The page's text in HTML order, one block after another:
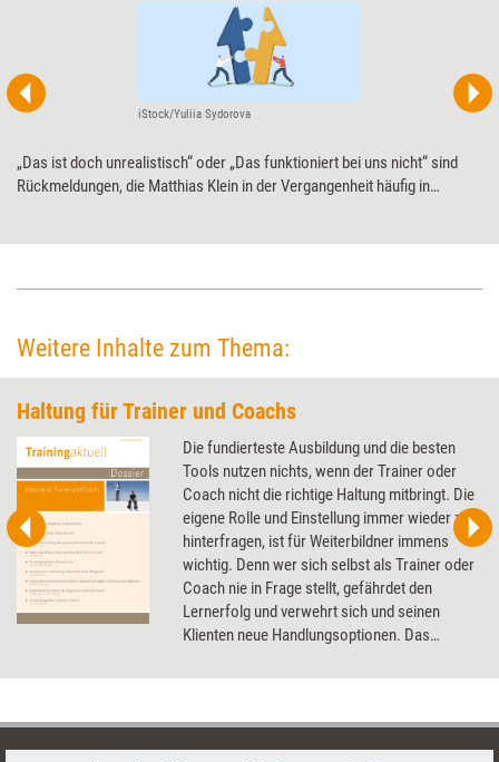
iStock/Yuliia Sydorova
„Das ist doch unrealistisch“ oder „Das funktioniert bei uns nicht“ sind
Rückmeldungen, die Matthias Klein in der Vergangenheit häufig in
Weitere Inhalte zum Thema:
Haltung für Trainer und Coachs
Die fundierteste Ausbildung und die besten
Tools nutzen nichts, wenn der Trainer oder
Coach nicht die richtige Haltung mitbringt. Die
eigene Rolle und Einstellung immer wieder zu
hinterfragen, ist für Weiterbildner immens
wichtig. Denn wer sich selbst als Trainer oder
Coach nie in Frage stellt, gefährdet den
Lernerfolg und verwehrt sich und seinen
Klienten neue Handlungsoptionen. Das
Weiterbildnern reflektieren.